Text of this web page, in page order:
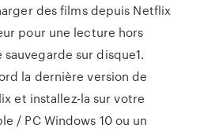
des films depuis Netflix
pour une lecture hors
sur disque1.
la dernière version de
et installez-la sur votre
/ PC Windows 10 ou un